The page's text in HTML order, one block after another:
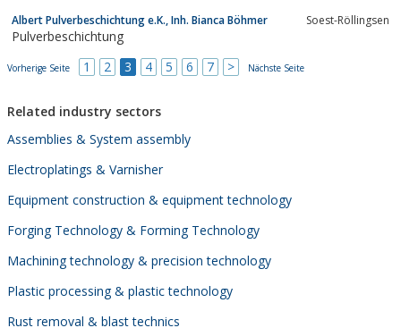
Fertigung.
Albert Pulverbeschichtung e.K., Inh. Bianca Böhmer Soest-Röllingsen
Pulverbeschichtung
Vorherige Seite 1 2 3 4 5 6 7 > Nächste Seite
Related industry sectors
Assemblies & System assembly
Electroplatings & Varnisher
Equipment construction & equipment technology
Forging Technology & Forming Technology
Machining technology & precision technology
Plastic processing & plastic technology
Rust removal & blast technics